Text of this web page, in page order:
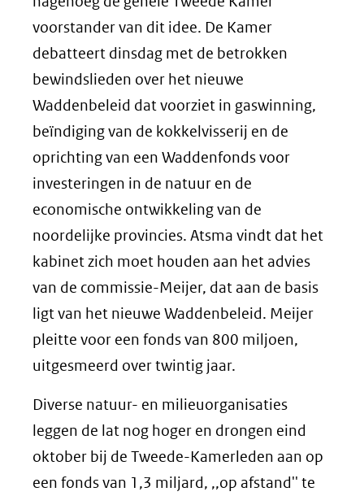
voorstander van dit idee. De Kamer
debatteert dinsdag met de betrokken
bewindslieden over het nieuwe
Waddenbeleid dat voorziet in gaswinning,
beïndiging van de kokkelvisserij en de
oprichting van een Waddenfonds voor
investeringen in de natuur en de
economische ontwikkeling van de
noordelijke provincies. Atsma vindt dat het
kabinet zich moet houden aan het advies
van de commissie-Meijer, dat aan de basis
ligt van het nieuwe Waddenbeleid. Meijer
pleitte voor een fonds van 800 miljoen,
uitgesmeerd over twintig jaar.
Diverse natuur- en milieuorganisaties
leggen de lat nog hoger en drongen eind
oktober bij de Tweede-Kamerleden aan op
een fonds van 1,3 miljard, ,,op afstand'' te